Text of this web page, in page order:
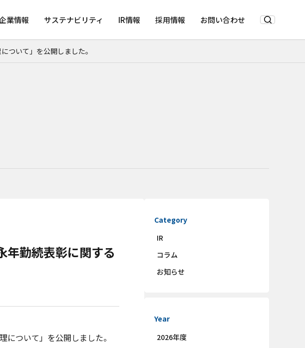
業情報 サステナビリティ IR情報 採用情報 お問い合わせ
ついて」を公開しました。
年勤続表彰に関する
ついて」を公開しました。
Category
IR
コラム
お知らせ
Year
2026年度